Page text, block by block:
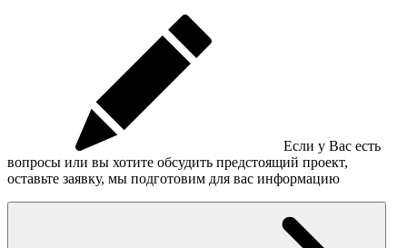
Если у Вас есть
вопросы или вы хотите обсудить предстоящий проект,
оставьте заявку, мы подготовим для вас информацию